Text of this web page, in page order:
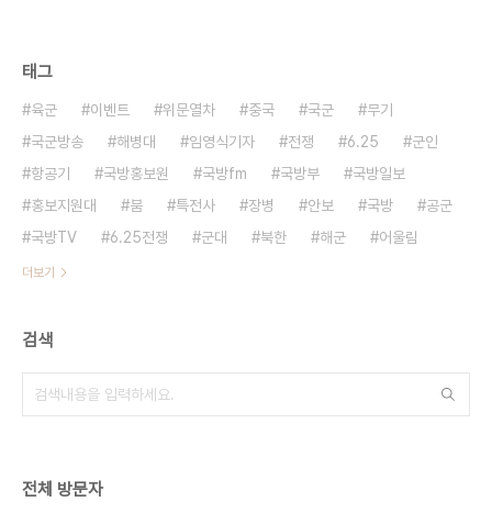
태그
육군 이벤트 위문열차 중국 국군
무기
국군방송
해병대 임영식기자 전쟁 6.25
군인
항공기
국방홍보원 국방fm 국방부
국방일보
홍보지원대
붐 특전사 장병 안보 국방
공군
국방TV
6.25전쟁 군대 북한 해군 어울림
더보기
검색
전체 방문자